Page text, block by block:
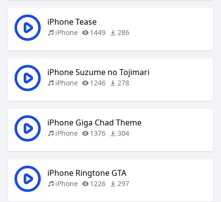
iPhone Tease
iPhone 1449 286
iPhone Suzume no Tojimari
iPhone 1246 278
iPhone Giga Chad Theme
iPhone 1376 304
iPhone Ringtone GTA
iPhone 1226 297